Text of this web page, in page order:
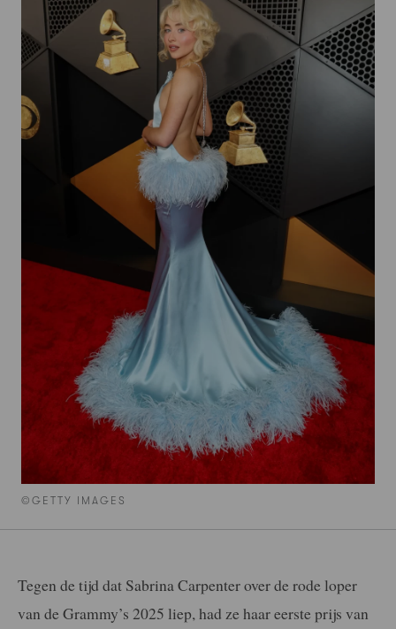
©GETTY IMAGES
Tegen de tijd dat Sabrina Carpenter over de rode loper
van de Grammy’s 2025 liep, had ze haar eerste prijs van